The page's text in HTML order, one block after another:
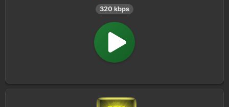
320 kbps